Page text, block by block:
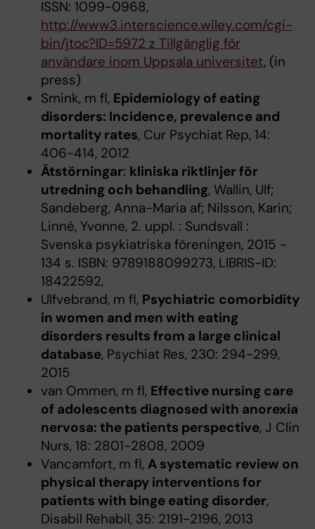
ISSN: 1099-0968,
http://www3.interscience.wiley.com/cgi-
bin/jtoc?ID=5972 z Tillgänglig för
användare inom Uppsala universitet, (in
press)
Smink, m fl, Epidemiology of eating
disorders: Incidence, prevalence and
mortality rates, Cur Psychiat Rep, 14:
406-414, 2012
Ätstörningar: kliniska riktlinjer för
utredning och behandling, Wallin, Ulf;
Sandeberg, Anna-Maria af; Nilsson, Karin;
Linné, Yvonne, 2. uppl. : Sundsvall :
Svenska psykiatriska föreningen, 2015 -
134 s. ISBN: 9789188099273, LIBRIS-ID:
18422592,
Ulfvebrand, m fl, Psychiatric comorbidity
in women and men with eating
disorders results from a large clinical
database, Psychiat Res, 230: 294-299,
2015
van Ommen, m fl, Effective nursing care
of adolescents diagnosed with anorexia
nervosa: the patients perspective, J Clin
Nurs, 18: 2801-2808, 2009
Vancamfort, m fl, A systematic review on
physical therapy interventions for
patients with binge eating disorder,
Disabil Rehabil, 35: 2191-2196, 2013